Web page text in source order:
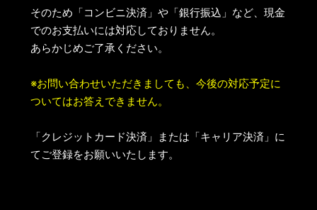
そのため「コンビニ決済」や「銀行振込」など、現金
でのお支払いには対応しておりません。
あらかじめご了承ください。
※お問い合わせいただきましても、今後の対応予定に
ついてはお答えできません。
「クレジットカード決済」または「キャリア決済」に
てご登録をお願いいたします。